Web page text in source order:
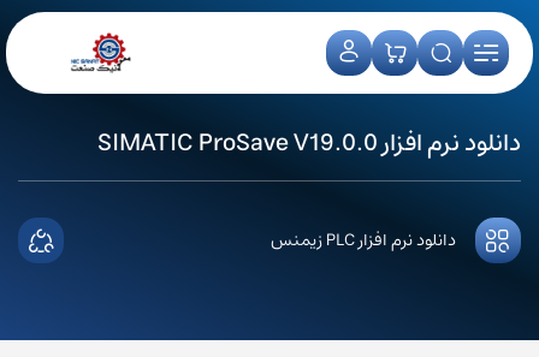
دانلود نرم افزار SIMATIC ProSave V19.0.0
دانلود نرم افزار PLC زیمنس